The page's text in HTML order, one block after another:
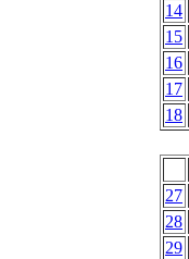
14
15
16
17
18
27
28
29